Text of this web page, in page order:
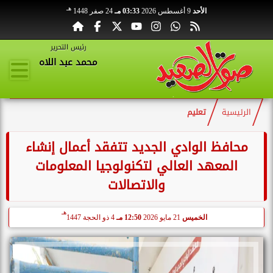
الأحد 03:33 مـ 24 صفر 1448 هـ
رئيس التحرير
محمد عبد اللاه
الرئيسية تعليم
محافظ الوادي الجديد تتفقد أعمال إنشاء
المعهد العالي لتكنولوجيا المعلومات
والاتصالات
الخميس 12:50 مـ 4 ذو الحجة 1447
هـ